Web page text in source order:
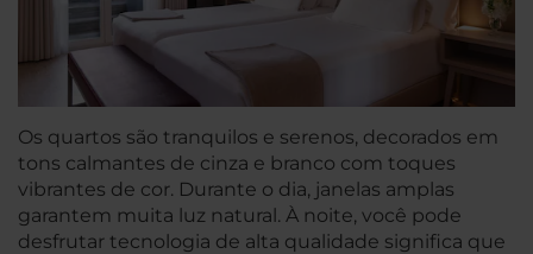
Os quartos são tranquilos e serenos, decorados em
tons calmantes de cinza e branco com toques
vibrantes de cor. Durante o dia, janelas amplas
garantem muita luz natural. À noite, você pode
desfrutar tecnologia de alta qualidade significa que